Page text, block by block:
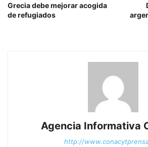
Grecia debe mejorar acogida
de refugiados
Agencia Informativa
http://